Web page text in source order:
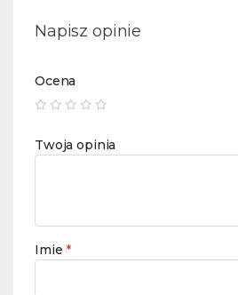
Napisz opinie
Ocena
Twoja opinia
Imie*